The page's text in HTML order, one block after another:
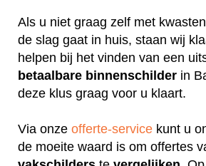
Als u niet graag zelf met
de slag gaat in huis, staan wij
helpen bij het vinden van een
betaalbare binnenschilder in
deze klus graag voor u klaart.
Via onze offerte-service kunt u
de moeite waard is om offertes